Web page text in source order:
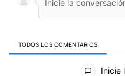
TODOS LOS COMENTARIOS
Todos los
Inicie